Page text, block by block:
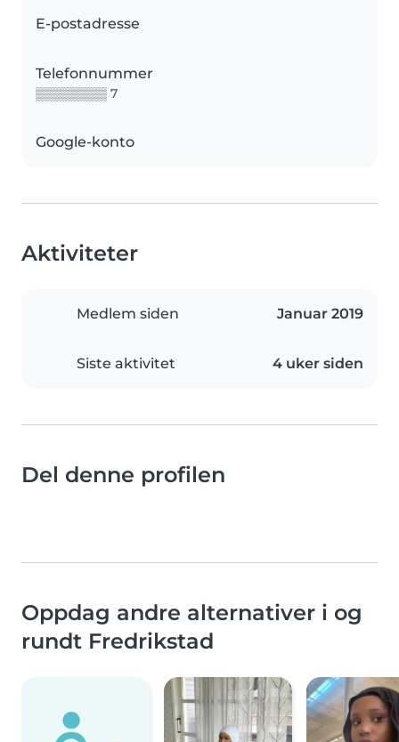
E-postadresse
Telefonnummer
▒▒▒▒▒▒▒▒ 7
Google-konto
Aktiviteter
Medlem siden Januar 2019
Siste aktivitet 4 uker siden
Del denne profilen
Oppdag andre alternativer i og
rundt Fredrikstad